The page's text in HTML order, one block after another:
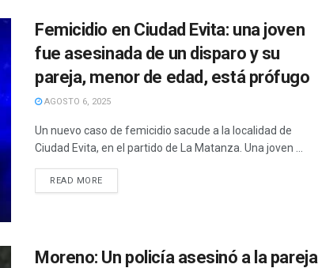
Femicidio en Ciudad Evita: una joven
fue asesinada de un disparo y su
pareja, menor de edad, está prófugo
AGOSTO 6, 2025
Un nuevo caso de femicidio sacude a la localidad de
Ciudad Evita, en el partido de La Matanza. Una joven ...
READ MORE
Moreno: Un policía asesinó a la pareja